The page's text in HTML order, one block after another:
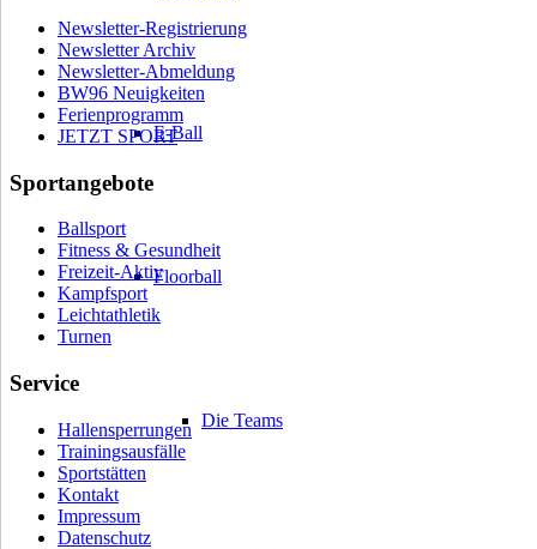
E-Ball
Floorball
Die Teams
Newsletter-Registrierung
Newsletter Archiv
Newsletter-Abmeldung
BW96 Neuigkeiten
Ferienprogramm
JETZT SPORT
Sportangebote
Ballsport
Fitness & Gesundheit
Freizeit-Aktiv
Kampfsport
Leichtathletik
Turnen
Service
Hallensperrungen
Trainingsausfälle
Sportstätten
Kontakt
Impressum
Datenschutz